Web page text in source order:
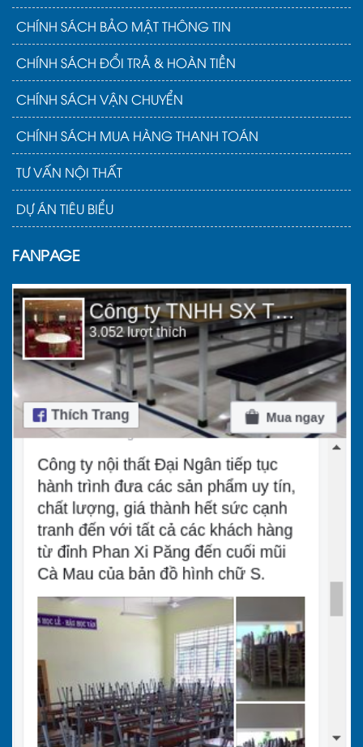
CHÍNH SÁCH BẢO MẬT THÔNG TIN
CHÍNH SÁCH ĐỔI TRẢ & HOÀN TIỀN
CHÍNH SÁCH VẬN CHUYỂN
CHÍNH SÁCH MUA HÀNG THANH TOÁN
TƯ VẤN NỘI THẤT
DỰ ÁN TIÊU BIỂU
FANPAGE